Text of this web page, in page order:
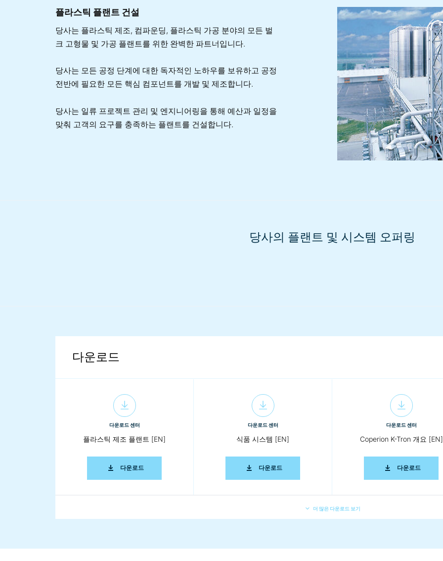
플라스틱 플랜트 건설
당사는 플라스틱 제조, 컴파운딩, 플라스틱 가공 분야의 모든 벌
크 고형물 및 가공 플랜트를 위한 완벽한 파트너입니다.
당사는 모든 공정 단계에 대한 독자적인 노하우를 보유하고 공정
전반에 필요한 모든 핵심 컴포넌트를 개발 및 제조합니다.
당사는 일류 프로젝트 관리 및 엔지니어링을 통해 예산과 일정을
맞춰 고객의 요구를 충족하는 플랜트를 건설합니다.
당사의 플랜트 및 시스템 오퍼링
다운로드
다운로드 센터
플라스틱 제조 플랜트 [EN]
다운로드
다운로드 센터
식품 시스템 [EN]
다운로드
다운로드 센터
Coperion K-Tron 개요 [EN]
다운로드
더 많은 다운로드 보기